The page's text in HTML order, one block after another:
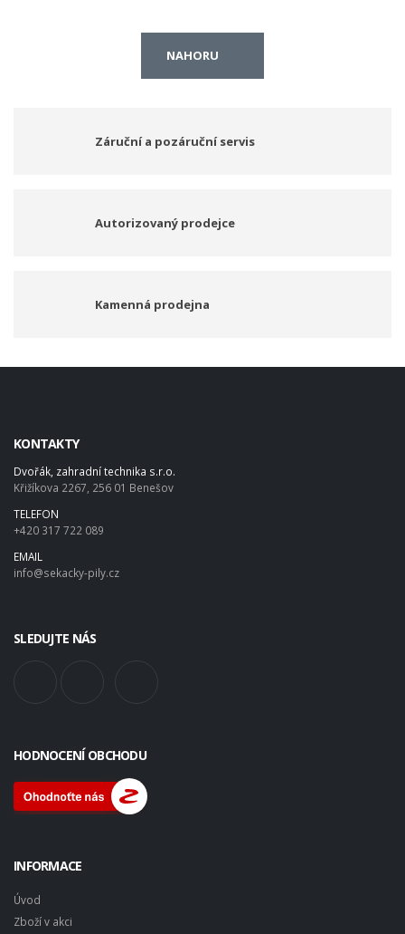
NAHORU
Záruční a pozáruční servis
Autorizovaný prodejce
Kamenná prodejna
KONTAKTY
Dvořák, zahradní technika s.r.o.
Křižíkova 2267, 256 01 Benešov
TELEFON
+420 317 722 089
EMAIL
info@sekacky-pily.cz
SLEDUJTE NÁS
HODNOCENÍ OBCHODU
INFORMACE
Úvod
Zboží v akci